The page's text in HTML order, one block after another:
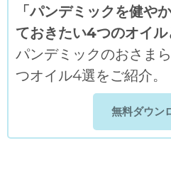
「パンデミックを健や
ておきたい4つのオイ
パンデミックのおさま
つオイル4選をご紹介。
無料ダウン